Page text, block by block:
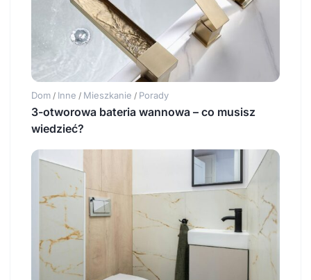
Dom / Inne / Mieszkanie / Porady
3-otworowa bateria wannowa – co musisz
wiedzieć?